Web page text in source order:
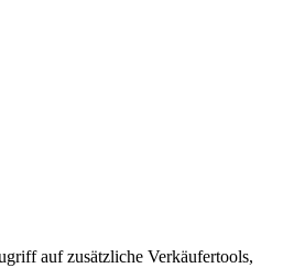
auf zusätzliche Verkäufertools,